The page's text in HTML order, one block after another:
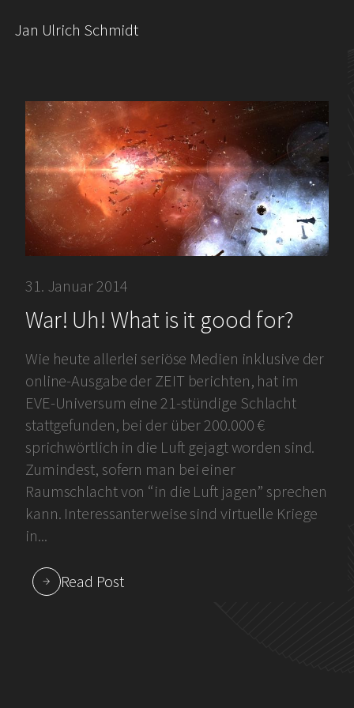
Jan Ulrich Schmidt
31. Januar 2014
War! Uh! What is it good for?
Wie heute allerlei seriöse Medien inklusive der
online-Ausgabe der ZEIT berichten, hat im
EVE-Universum eine 21-stündige Schlacht
stattgefunden, bei der über 200.000 €
sprichwörtlich in die Luft gejagt worden sind.
Zumindest, sofern man bei einer
Raumschlacht von “in die Luft jagen” sprechen
kann. Interessanterweise sind virtuelle Kriege
in...
Read Post